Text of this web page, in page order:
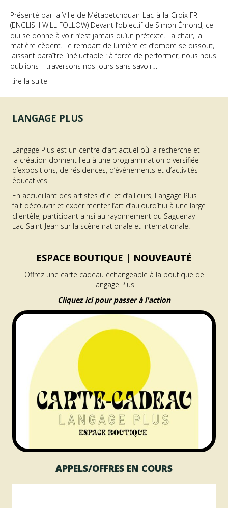
Présenté par la Ville de Métabetchouan-Lac-à-la-Croix FR
(ENGLISH WILL FOLLOW) Devant l’objectif de Simon Émond, ce
qui se donne à voir n’est jamais qu’un prétexte. La chair, la
matière cèdent. Le rempart de lumière et d’ombre se dissout,
laissant paraître l’inéluctable : à force de performer, nous nous
oublions – traversons nos jours sans savoir…
Lire la suite
LANGAGE PLUS
Langage Plus est un centre d’art actuel où la recherche et
la création donnent lieu à une programmation diversifiée
d’expositions, de résidences, d’événements et d’activités
éducatives.
En accueillant des artistes d’ici et d’ailleurs, Langage Plus
fait découvrir et expérimenter l’art d’aujourd’hui à une large
clientèle, participant ainsi au rayonnement du Saguenay–
Lac-Saint-Jean sur la scène nationale et internationale.
ESPACE BOUTIQUE | NOUVEAUTÉ
Offrez une carte cadeau échangeable à la boutique de
Langage Plus!
Cliquez ici pour passer à l'action
APPELS/OFFRES EN COURS